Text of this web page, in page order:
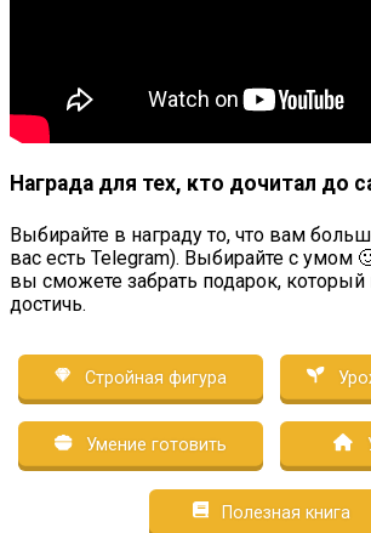
Награда для тех, кто дочитал до
Выбирайте в награду то, что вам
вас есть Telegram). Выбирайте с умом
вы сможете забрать подарок,
достичь.
Стройная фигура
Умение готовить
Полезная книга